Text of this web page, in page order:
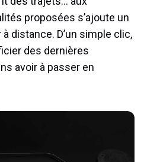
proposées s’ajoute un
distance. D’un simple clic,
des dernières
avoir à passer en